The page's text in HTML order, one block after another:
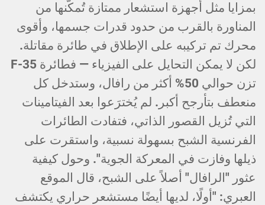
بمزايا مثل أجهزة استشعار ممتازة تُمكّنها من
المناورة بالقرب من حدود قدرات جسمها، وأقوى
محرك تم تركيبه على الإطلاق في طائرة مقاتلة.
لكن لا يمكن التحايل على الفيزياء — فطائرة F-35
تزن حوالي 50% أكثر من رافال، وستدخل كل
منعطف بتأرجح أكبر. لم يُخترَعوا بعد الفيتامينات
التي تُزيل القصور الذاتي، فتفادت الطائرات
الفرنسية الشبح بسهولة نسبية، واستقرت على
ذيلها وفازت في المعركة الجوية". وحول كيفية
عثور "الرافال" أصلاً على الشبح، قال الموقع
العبري: "أولًا، لديها أيضًا مستشعر حراري يكتشف